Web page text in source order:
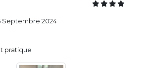
pratique
Septembre 2024